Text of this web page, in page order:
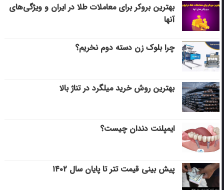
بهترین بروکر برای معاملات طلا در ایران و ویژگی‌های
آنها
چرا بلوک زن دسته دوم نخریم؟
بهترین روش خرید میلگرد در تناژ بالا
ایمپلنت دندان چیست؟
پیش بینی قیمت تتر تا پایان سال ۱۴۰۲